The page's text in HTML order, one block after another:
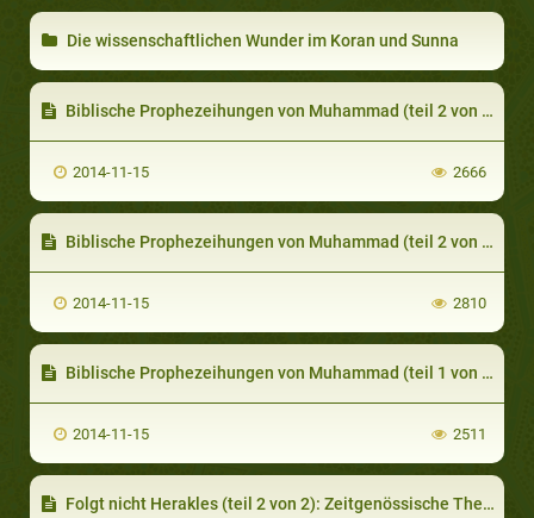
Die wissenschaftlichen Wunder im Koran und Sunna
Biblische Prophezeihungen von Muhammad (teil 2 von 4): Prophezeihungen von Muhammad im Alten Testament
2014-11-15 2666
Biblische Prophezeihungen von Muhammad (teil 2 von 4): Prophezeihungen von Muhammad im Alten Testament
2014-11-15 2810
Biblische Prophezeihungen von Muhammad (teil 1 von 4): Bezeugungen von Gelehrten
2014-11-15 2511
Folgt nicht Herakles (teil 2 von 2): Zeitgenössische Themen und äußere Zwänge